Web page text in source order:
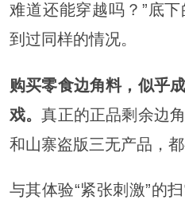
难道还能穿越吗？”底
到过同样的情况。
购买零食边角料，似乎
戏。真正的正品剩余边
和山寨盗版三无产品，都
与其体验“紧张刺激”的